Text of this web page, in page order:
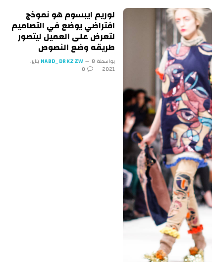
لوريم ايبسوم هو نموذج
افتراضي يوضع في التصاميم
لتعرض على العميل ليتصور
طريقه وضع النصوص
بواسطة NABD_DRKZZW 8 يناير،
2021
0